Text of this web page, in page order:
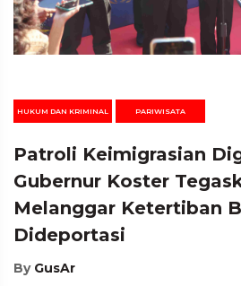
HUKUM DAN KRIMINAL PARIWISATA
Patroli Keimigrasian
Gubernur Koster
Melanggar Ketertiban
Dideportasi
By GusAr